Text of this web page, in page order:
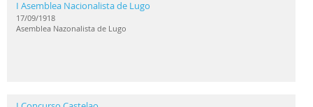
I Asemblea Nacionalista de Lugo
17/09/1918
Asemblea Nazonalista de Lugo